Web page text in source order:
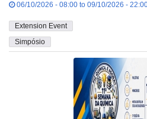
06/10/2026 - 08:00 to 09/10/2026 -
Extension Event
Simpósio